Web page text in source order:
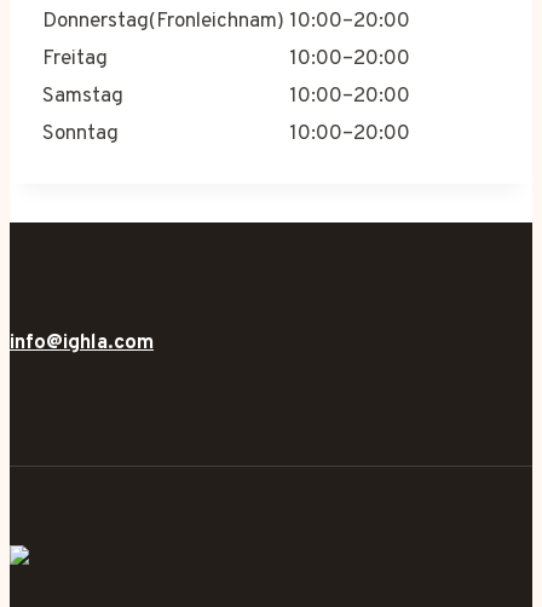
Donnerstag(Fronleichnam) 10:00–20:00
Freitag
10:00–20:00
Samstag
10:00–20:00
Sonntag
10:00–20:00
info@ighla.com